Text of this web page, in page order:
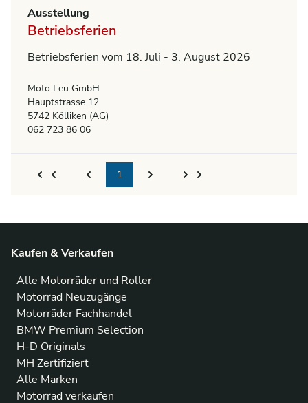
Ausstellung
Betriebsferien
Betriebsferien vom 18. Juli - 3. August 2026
Moto Leu GmbH
Hauptstrasse 12
5742 Kölliken (AG)
062 723 86 06
1
Kaufen & Verkaufen
Alle Motorräder und Roller
Motorrad Neuzugänge
Motorräder Fachhandel
BMW Premium Selection
H-D Originals
MH Zertifiziert
Alle Marken
Motorrad verkaufen